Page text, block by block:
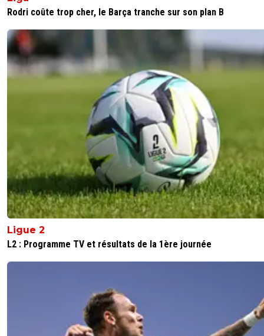
Rodri coûte trop cher, le Barça tranche sur son plan B
Ligue 2
L2 : Programme TV et résultats de la 1ère journée